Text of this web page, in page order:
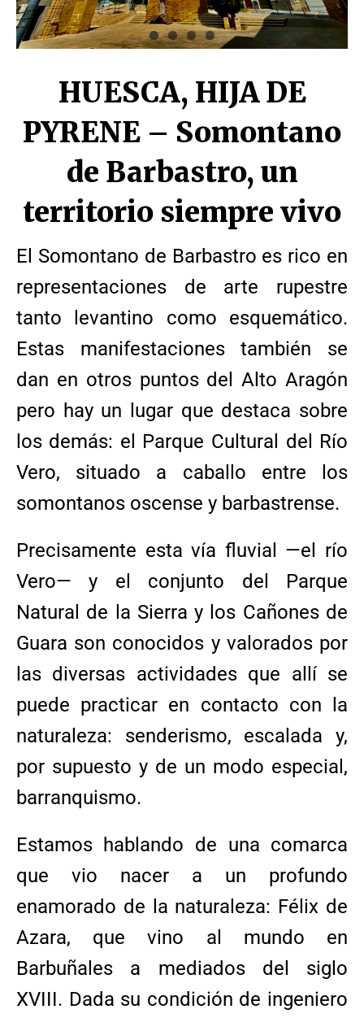
HUESCA, HIJA DE
PYRENE – Somontano
de Barbastro, un
territorio siempre vivo
El Somontano de Barbastro es rico en
representaciones de arte rupestre
tanto levantino como esquemático.
Estas manifestaciones también se
dan en otros puntos del Alto Aragón
pero hay un lugar que destaca sobre
los demás: el Parque Cultural del Río
Vero, situado a caballo entre los
somontanos oscense y barbastrense.
Precisamente esta vía fluvial —el río
Vero— y el conjunto del Parque
Natural de la Sierra y los Cañones de
Guara son conocidos y valorados por
las diversas actividades que allí se
puede practicar en contacto con la
naturaleza: senderismo, escalada y,
por supuesto y de un modo especial,
barranquismo.
Estamos hablando de una comarca
que vio nacer a un profundo
enamorado de la naturaleza: Félix de
Azara, que vino al mundo en
Barbuñales a mediados del siglo
XVIII. Dada su condición de ingeniero